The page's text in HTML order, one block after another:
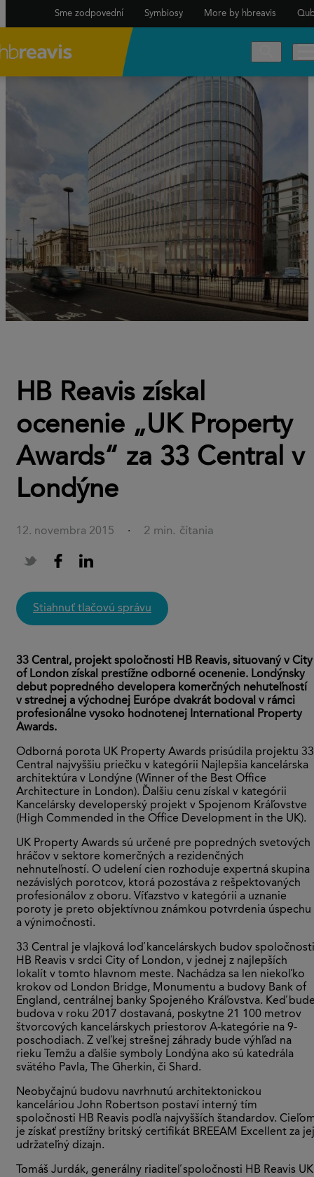
Sme zodpovední Symbiosy More by hbreavis
HB Reavis získal
ocenenie „UK Property
Awards“ za 33 Central v
Londýne
12. novembra 2015 · 2 min. čítania
stiahnuť tlačovú správu
33 Central, projekt spoločnosti HB Reavis, situovaný v City
of London získal prestížne odborné ocenenie. Londýnsky
debut popredného developera komerčných nehuteľností
v strednej a východnej Európe dvakrát bodoval v rámci
profesionálne vysoko hodnotenej International Property
Awards.
Odborná porota UK Property Awards prisúdila projektu 33
Central najvyššiu priečku v kategórii Najlepšia kancelárska
architektúra v Londýne (Winner of the Best Office
Architecture in London). Ďalšiu cenu získal v kategórii
Kancelársky developerský projekt v Spojenom Kráľovstve
(High Commended in the Office Development in the UK).
UK Property Awards sú určené pre popredných svetových
hráčov v sektore komerčných a rezidenčných
nehnuteľností. O udelení cien rozhoduje expertná skupina
nezávislých porotcov, ktorá pozostáva z rešpektovaných
profesionálov z oboru. Víťazstvo v kategórii a uznanie
poroty je preto objektívnou známkou potvrdenia úspechu
a výnimočnosti.
33 Central je vlajková loď kancelárskych budov spoločnosti
HB Reavis v srdci City of London, v jednej z najlepších
lokalít v tomto hlavnom meste. Nachádza sa len niekoľko
krokov od London Bridge, Monumentu a budovy Bank of
England, centrálnej banky Spojeného Kráľovstva. Keď
budova v roku 2017 dostavaná, poskytne 21 100 metrov
štvorcových kancelárskych priestorov A-kategórie na 9-
poschodiach. Z veľkej strešnej záhrady bude výhľad na
rieku Temžu a ďalšie symboly Londýna ako sú katedrála
svätého Pavla, The Gherkin, či Shard.
Neobyčajnú budovu navrhnutú architektonickou
kanceláriou John Robertson postaví interný tím
spoločnosti HB Reavis podľa najvyšších štandardov.
je získať prestížny britský certifikát BREEAM Excellent za jej
udržateľný dizajn.
Tomáš Jurdák, generálny riaditeľ spoločnosti HB Reavis